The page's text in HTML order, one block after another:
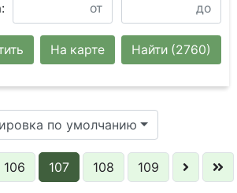
Найти (2760)
На карте
по умолчанию
106 107 108 109